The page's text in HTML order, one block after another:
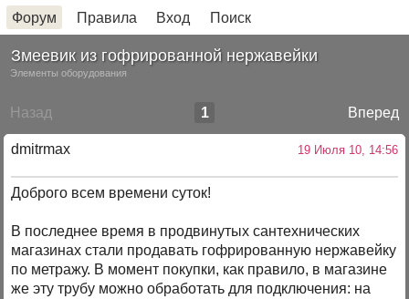
Форум Правила Вход Поиск
Змеевик из гофрированной нержавейки
Элементы оборудования
Назад Вперед
1
dmitrmax 19 Июля 10, 14:56
Доброго всем времени суток!
В последнее время в продвинутых сантехнических
магазинах стали продавать гофрированную нержавейку
по метражу. В момент покупки, как правило, в магазине
же эту трубу можно обработать для подключения: на